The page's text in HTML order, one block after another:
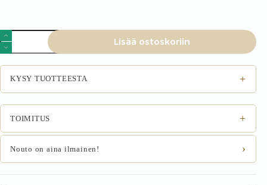
ToimistotuoliFLORES,
vaaleanruskea
määrä
Lisää ostoskoriin
KYSY TUOTTEESTA +
TOIMITUS +
Nouto on aina ilmainen! ›